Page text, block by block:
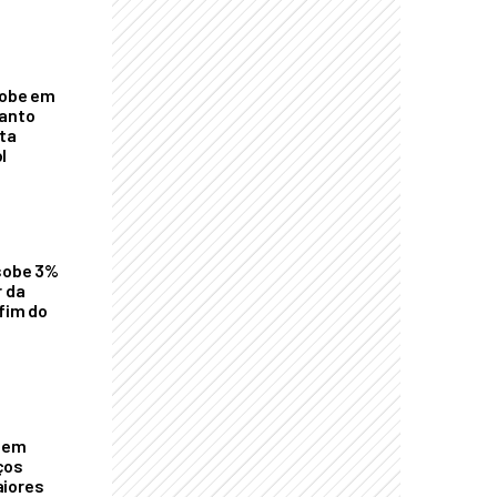
em
3%
da
do